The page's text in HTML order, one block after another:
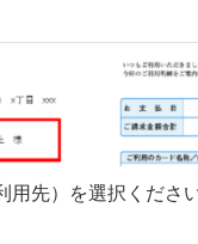
先）を選択ください